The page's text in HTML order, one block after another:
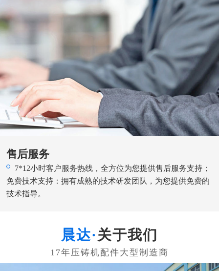
售后服务
7*12小时客户服务热线，全方位为您提供售后服务支持；
免费技术支持：拥有成熟的技术研发团队，为您提供免费的
技术指导。
关于我们